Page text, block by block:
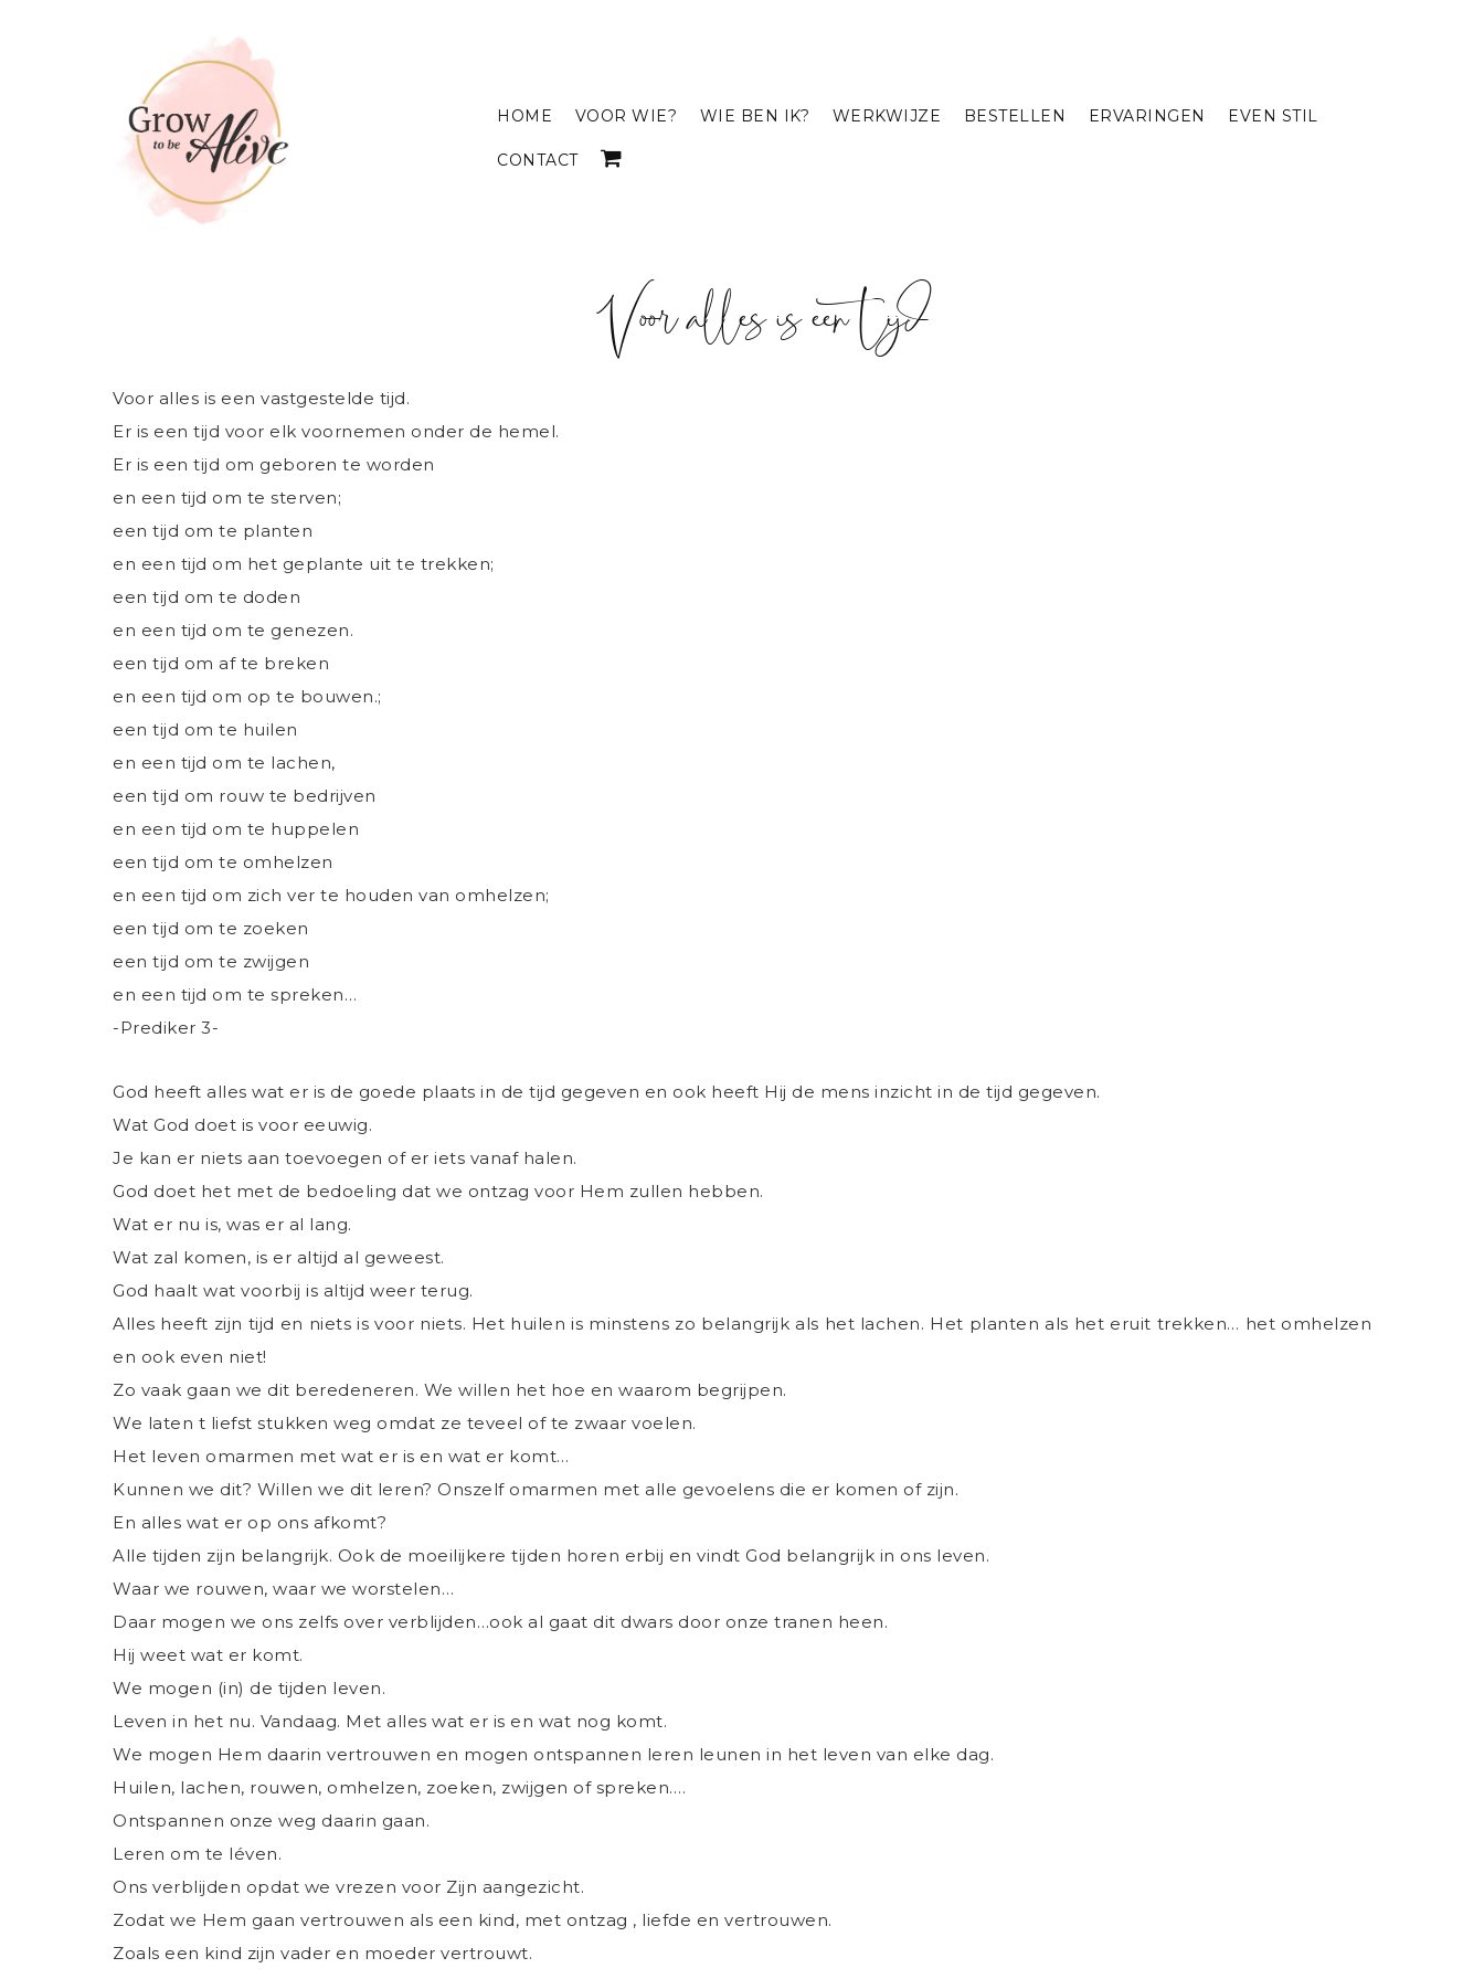
voor
coaching
herstel
HOME VOOR WIE? WIE BEN IK? WERKWIJZE BESTELLEN ERVARINGEN EVEN STIL
CONTACT
Voor alles is een tijd
Voor alles is een vastgestelde tijd.
Er is een tijd voor elk voornemen onder de hemel.
Er is een tijd om geboren te worden
en een tijd om te sterven;
een tijd om te planten
en een tijd om het geplante uit te trekken;
een tijd om te doden
en een tijd om te genezen.
een tijd om af te breken
en een tijd om op te bouwen.;
een tijd om te huilen
en een tijd om te lachen,
een tijd om rouw te bedrijven
en een tijd om te huppelen
een tijd om te omhelzen
en een tijd om zich ver te houden van omhelzen;
een tijd om te zoeken
een tijd om te zwijgen
en een tijd om te spreken…
-Prediker 3-
God heeft alles wat er is de goede plaats in de tijd gegeven en ook heeft Hij de mens inzicht in de tijd gegeven.
Wat God doet is voor eeuwig.
Je kan er niets aan toevoegen of er iets vanaf halen.
God doet het met de bedoeling dat we ontzag voor Hem zullen hebben.
Wat er nu is, was er al lang.
Wat zal komen, is er altijd al geweest.
God haalt wat voorbij is altijd weer terug.
Alles heeft zijn tijd en niets is voor niets. Het huilen is minstens zo belangrijk als het lachen. Het planten als het eruit trekken… het omhelzen
en ook even niet!
Zo vaak gaan we dit beredeneren. We willen het hoe en waarom begrijpen.
We laten t liefst stukken weg omdat ze teveel of te zwaar voelen.
Het leven omarmen met wat er is en wat er komt…
Kunnen we dit? Willen we dit leren? Onszelf omarmen met alle gevoelens die er komen of zijn.
En alles wat er op ons afkomt?
Alle tijden zijn belangrijk. Ook de moeilijkere tijden horen erbij en vindt God belangrijk in ons leven.
Waar we rouwen, waar we worstelen…
Daar mogen we ons zelfs over verblijden…ook al gaat dit dwars door onze tranen heen.
Hij weet wat er komt.
We mogen (in) de tijden leven.
Leven in het nu. Vandaag. Met alles wat er is en wat nog komt.
We mogen Hem daarin vertrouwen en mogen ontspannen leren leunen in het leven van elke dag.
Huilen, lachen, rouwen, omhelzen, zoeken, zwijgen of spreken….
Ontspannen onze weg daarin gaan.
Leren om te léven.
Ons verblijden opdat we vrezen voor Zijn aangezicht.
Zodat we Hem gaan vertrouwen als een kind, met ontzag , liefde en vertrouwen.
Zoals een kind zijn vader en moeder vertrouwt.